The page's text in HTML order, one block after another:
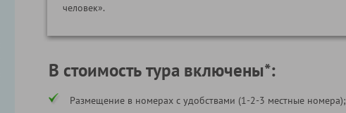
человек».
В стоимость тура включены*:
Размещение в номерах с удобствами (1-2-3 местные номера);